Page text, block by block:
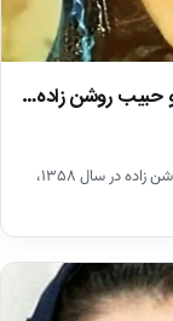
حبیب روشن زاده…
عکس‌های نایاب از مراسم عروسی پوران شاپوری و حبیب روشن زاده در سال ۱۳۵۸،